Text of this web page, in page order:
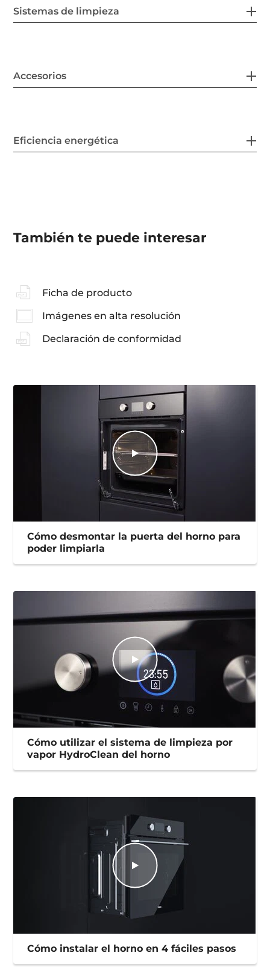
Sistemas de limpieza
Accesorios
Eficiencia energética
También te puede interesar
Ficha de producto
Imágenes en alta resolución
Declaración de conformidad
Cómo desmontar la puerta del horno para
poder limpiarla
Cómo utilizar el sistema de limpieza por
vapor HydroClean del horno
Cómo instalar el horno en 4 fáciles pasos